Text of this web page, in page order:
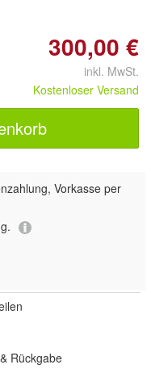
300,00 €
inkl. MwSt.
Kostenloser Versand
Vorkasse per
Rückgabe